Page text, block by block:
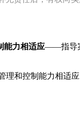
能力相适应——指导
和控制能力相适